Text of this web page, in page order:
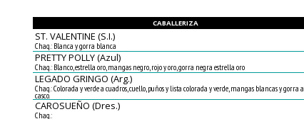
CABALLERIZA
ST. VALENTINE (S.I.)
Chaq.: Blanca y gorra blanca
PRETTY POLLY (Azul)
Chaq.: Blanco, estrella oro, mangas negro, rojo y oro, gorra negra estrella oro
LEGADO GRINGO (Arg.)
Chaq.: Colorada y verde a cuadros, cuello, puños y lista colorada y verde, mangas blancas y gorra a
casco.
CAROSUEÑO (Dres.)
Chaq.: